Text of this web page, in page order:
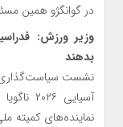
در گوانگژو همین
وزیر ورزش:
بدهند
نشست سیاست‌گذاری
نماینده‌های کمیته